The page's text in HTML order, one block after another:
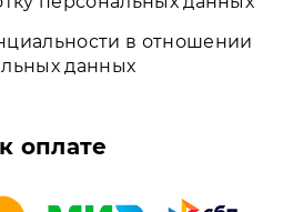
в отношении
данных
оплате